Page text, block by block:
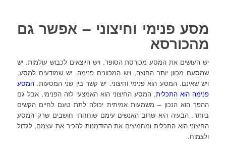
מסע פנימי וחיצוני – אפשר גם
מהכורסא
יש העושים את המסע מכורסת הסופר, ויש היוצאים לכבוש עולמות. יש
שמסעם מכוון יותר החוצה, ויש המכוונים פנימה. יש שמודעים למסע,
ויש שאינם. המסע הוא פנימי וחיצוני. יש קשר בין שני המסעות.המסע
פנימה הוא התכלית, המסע החיצוני הוא האמצעי לזה הפנימי, אבל גם
ההפך הוא הנכון – משמעות אמיתית יכולה לתת טעם לחיים הקשים
ביותר. הבעיה היא שרוב האנשים עימם שוחחתי חושבים שרק המסע
החיצוני הוא התכלית ומחמיצים את ההזדמנות להכיר את עצמם, לגדול
ולצמוח.